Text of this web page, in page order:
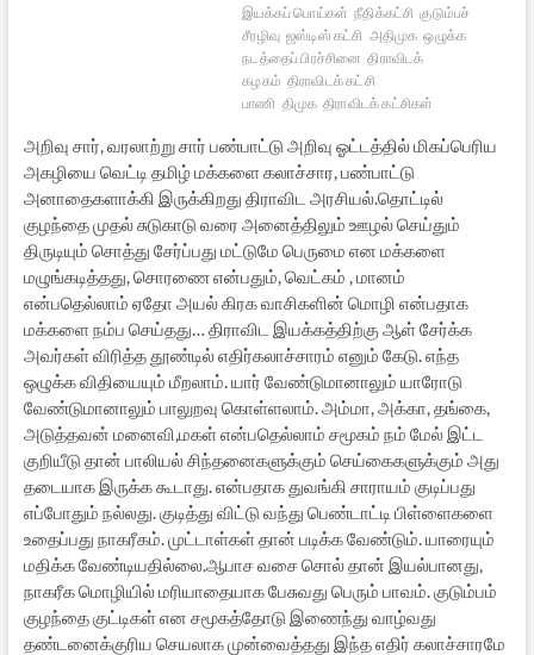
இயக்கப் பொய்கள் நீதிக்கட்சி குடும்பச்
சீரழிவு ஜஸ்டிஸ் கட்சி அதிமுக ஒழுக்க
நடத்தைப் பிரச்சினை திராவிடக்
கழகம் திராவிடக் கட்சி
பாணி திமுக திராவிடக் கட்சிகள்
அறிவு சார், வரலாற்று சார் பண்பாட்டு அறிவு ஓட்டத்தில் மிகப்பெரிய
அகழியை வெட்டி தமிழ் மக்களை கலாச்சார, பண்பாட்டு
அனாதைகளாக்கி இருக்கிறது திராவிட அரசியல்.தொட்டில்
குழந்தை முதல் சுடுகாடு வரை அனைத்திலும் ஊழல் செய்தும்
திருடியும் சொத்து சேர்ப்பது மட்டுமே பெருமை என மக்களை
மழுங்கடித்தது, சொரணை என்பதும், வெட்கம் , மானம்
என்பதெல்லாம் ஏதோ அயல் கிரக வாசிகளின் மொழி என்பதாக
மக்களை நம்ப செய்தது… திராவிட இயக்கத்திற்கு ஆள் சேர்க்க
அவர்கள் விரித்த தூண்டில் எதிர்கலாச்சாரம் எனும் கேடு. எந்த
ஒழுக்க விதியையும் மீறலாம். யார் வேண்டுமானாலும் யாரோடு
வேண்டுமானாலும் பாலுறவு கொள்ளலாம். அம்மா, அக்கா, தங்கை,
அடுத்தவன் மனைவி,மகள் என்பதெல்லாம் சமூகம் நம் மேல் இட்ட
குறியீடு தான் பாலியல் சிந்தனைகளுக்கும் செய்கைகளுக்கும் அது
தடையாக இருக்க கூடாது. என்பதாக துவங்கி சாராயம் குடிப்பது
எப்போதும் நல்லது. குடித்து விட்டு வந்து பெண்டாட்டி பிள்ளைகளை
உதைப்பது நாகரீகம். முட்டாள்கள் தான் படிக்க வேண்டும். யாரையும்
மதிக்க வேண்டியதில்லை.ஆபாச வசை சொல் தான் இயல்பானது,
நாகரீக மொழியில் மரியாதையாக பேசுவது பெரும் பாவம். குடும்பம்
குழந்தை குட்டிகள் என சமூகத்தோடு இணைந்து வாழ்வது
தண்டனைக்குரிய செயலாக முன்வைத்தது இந்த எதிர் கலாச்சாரமே